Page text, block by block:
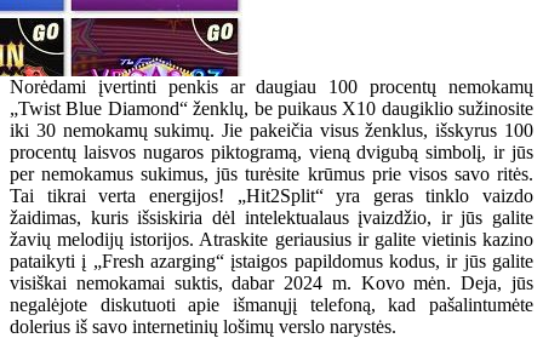
Norėdami įvertinti penkis ar daugiau 100 procentų nemokamų
„Twist Blue Diamond“ ženklų, be puikaus X10 daugiklio sužinosite
iki 30 nemokamų sukimų. Jie pakeičia visus ženklus, išskyrus 100
procentų laisvos nugaros piktogramą, vieną dvigubą simbolį, ir jūs
per nemokamus sukimus, jūs turėsite krūmus prie visos savo ritės.
Tai tikrai verta energijos! „Hit2Split“ yra geras tinklo vaizdo
žaidimas, kuris išsiskiria dėl intelektualaus įvaizdžio, ir jūs galite
žavių melodijų istorijos. Atraskite geriausius ir galite vietinis kazino
pataikyti į „Fresh azarging“ įstaigos papildomus kodus, ir jūs galite
visiškai nemokamai suktis, dabar 2024 m. Kovo mėn. Deja, jūs
negalėjote diskutuoti apie išmanųjį telefoną, kad pašalintumėte
dolerius iš savo internetinių lošimų verslo narystės.